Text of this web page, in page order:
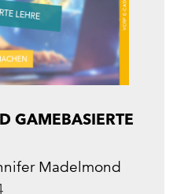
GAMEBASIERTE
Madelmond